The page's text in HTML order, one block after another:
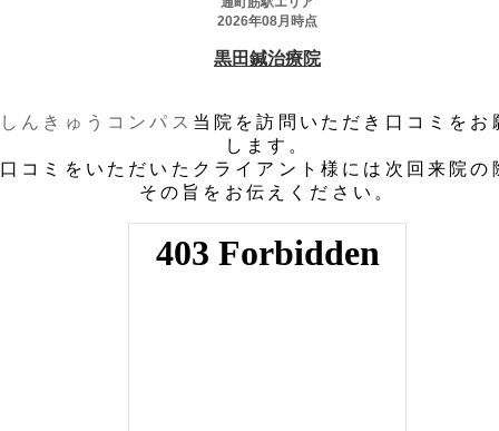
しんきゅうコンパス 当院を訪問いただき口コミをお
します。
口コミをいただいたクライアント様には次回来院の
その旨をお伝えください。